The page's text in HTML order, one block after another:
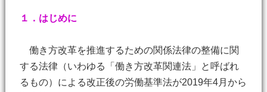
１．はじめに
働き方改革を推進するための関係法律の整備に関
する法律（いわゆる「働き方改革関連法」と呼ばれ
るもの）による改正後の労働基準法が2019年4月から